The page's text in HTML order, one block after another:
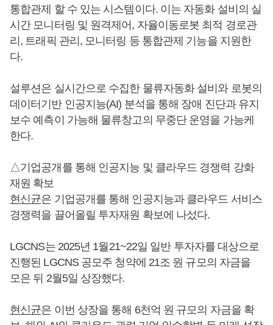
통합관제 할 수 있는 시스템이다. 이는 자동화 설비의 실
시간 모니터링 및 원격제어, 자율이동로봇 최적 경로관
리, 트래픽 관리, 모니터링 등 통합관제 기능을 지원한
다.
설루션은 실시간으로 수집한 물류자동화 설비와 로봇의
데이터기반 인공지능(AI) 분석을 통해 장애 진단과 유지
보수 예측이 가능해 물류창고의 무중단 운영을 가능케
한다.
△기업공개를 통해 인공지능 및 클라우드 경쟁력 강화
재원 확보
현신균은 기업공개를 통해 인공지능과 클라우드 서비스
경쟁력을 끌어올릴 투자재원 확보에 나섰다.
LGCNS는 2025년 1월21~22일 일반 투자자를 대상으로
진행된 LGCNS 공모주 청약에 21조 원 규모의 자금을
모은 뒤 2월5일 상장했다.
현신균은 이번 상장을 통해 6천억 원 규모의 자금을 확